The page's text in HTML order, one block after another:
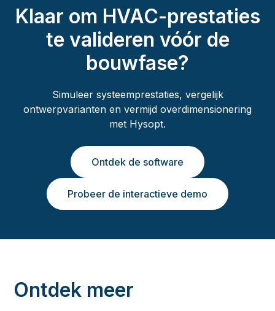
Klaar om HVAC-prestaties
te valideren vóór de
bouwfase?
Simuleer systeemprestaties, vergelijk
ontwerpvarianten en vermijd overdimensionering
met Hysopt.
Ontdek de software
Probeer de interactieve demo
Ontdek meer